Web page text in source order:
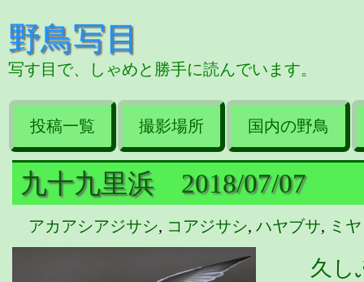
野鳥写目
写す目で、しゃめと勝手に読んでいます。
投稿一覧 撮影場所 国内の野鳥
九十九里浜 2018/07/07
アカアシアジサシ, コアジサシ, ハヤブサ, ミ
久し